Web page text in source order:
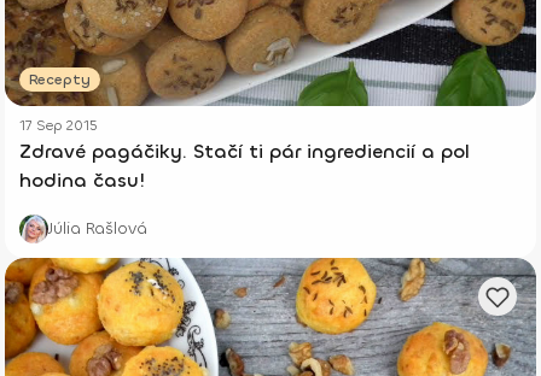
Recepty
17 Sep 2015
Zdravé pagáčiky. Stačí ti pár ingrediencií a pol
hodina času!
Júlia Rašlová